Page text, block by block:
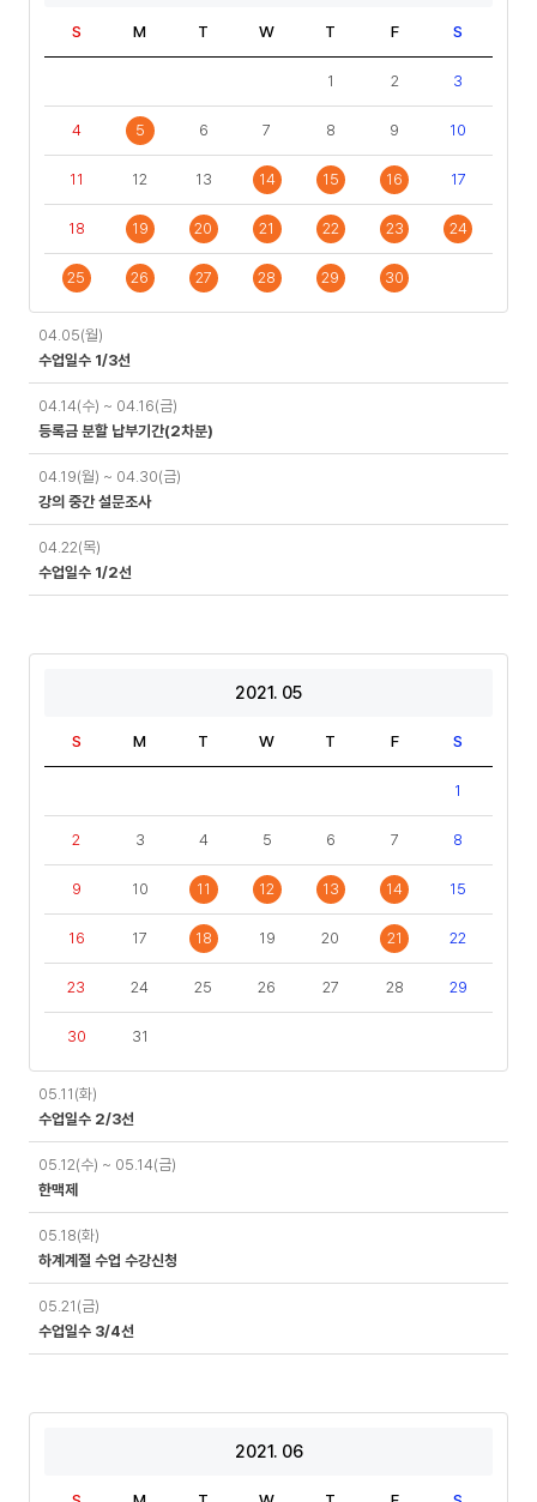
S M T W T F S
1 2 3
4 5 6 7 8 9 10
11 12 13 14 15 16 17
18 19 20 21 22 23 24
25 26 27 28 29 30
04.05(월)
수업일수 1/3선
04.14(수) ~ 04.16(금)
등록금 분할 납부기간(2차분)
04.19(월) ~ 04.30(금)
강의 중간 설문조사
04.22(목)
수업일수 1/2선
2021. 05
S M T W T F S
1
2 3 4 5 6 7 8
9 10 11 12 13 14 15
16 17 18 19 20 21 22
23 24 25 26 27 28 29
30 31
05.11(화)
수업일수 2/3선
05.12(수) ~ 05.14(금)
한맥제
05.18(화)
하계계절 수업 수강신청
05.21(금)
수업일수 3/4선
2021. 06